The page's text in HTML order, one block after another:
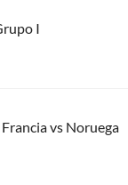
I
vs Noruega